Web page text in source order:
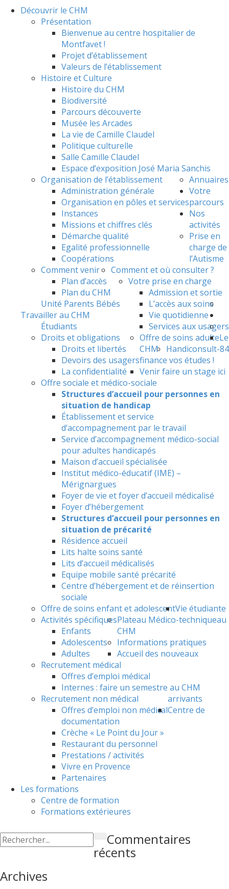
Découvrir le CHM
Présentation
Bienvenue au centre hospitalier de
Montfavet !
Projet d’établissement
Valeurs de l’établissement
Histoire et Culture
Histoire du CHM
Biodiversité
Parcours découverte
Musée les Arcades
La vie de Camille Claudel
Politique culturelle
Salle Camille Claudel
Espace d’exposition José Maria Sanchis
Organisation de l’établissement
Administration générale
Organisation en pôles et services
Instances
Missions et chiffres clés
Démarche qualité
Egalité professionnelle
Coopérations
Annuaires
Comment venir
Plan d’accès
Plan du CHM
Votre
parcours
Comment et où consulter ?
Votre prise en charge
Admission et sortie
L’accès aux soins
Vie quotidienne
Services aux usagers
Droits et obligations
Droits et libertés
Devoirs des usagers
La confidentialité
Nos
activités
Offre de soins adulte
Handiconsult-84
Offre sociale et médico-sociale
Structures d’accueil pour personnes en
situation de handicap
Établissement et service
d’accompagnement par le travail
Service d’accompagnement médico-social
pour adultes handicapés
Maison d’accueil spécialisée
Institut médico-éducatif (IME) –
Mérignargues
Foyer de vie et foyer d’accueil médicalisé
Foyer d’hébergement
Structures d’accueil pour personnes en
situation de précarité
Résidence accueil
Lits halte soins santé
Lits d’accueil médicalisés
Equipe mobile santé précarité
Centre d’hébergement et de réinsertion
sociale
Offre de soins enfant et adolescent
Activités spécifiques
Enfants
Adolescents
Adultes
Plateau Médico-technique
Prise en
charge de
l’Autisme
Unité Parents Bébés
Travailler au CHM
Recrutement médical
Offres d’emploi médical
Internes : faire un semestre au CHM
Étudiants
Le
CHM
finance vos études !
Venir faire un stage ici
Vie étudiante
au
CHM
Recrutement non médical
Offres d’emploi non médical
Informations pratiques
Accueil des nouveaux
arrivants
Centre de
documentation
Crèche « Le Point du Jour »
Restaurant du personnel
Prestations / activités
Vivre en Provence
Partenaires
Les formations
Centre de formation
Formations extérieures
Commentaires
récents
Archives